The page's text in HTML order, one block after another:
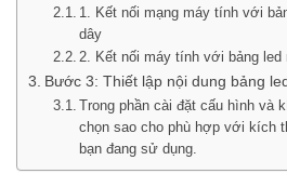
1. Kết nối mạng máy tính với
dây
2. Kết nối máy tính với bảng led
Bước 3: Thiết lập nội dung bảng
Trong phần cài đặt cấu hình và
chọn sao cho phù hợp với kích
bạn đang sử dụng.